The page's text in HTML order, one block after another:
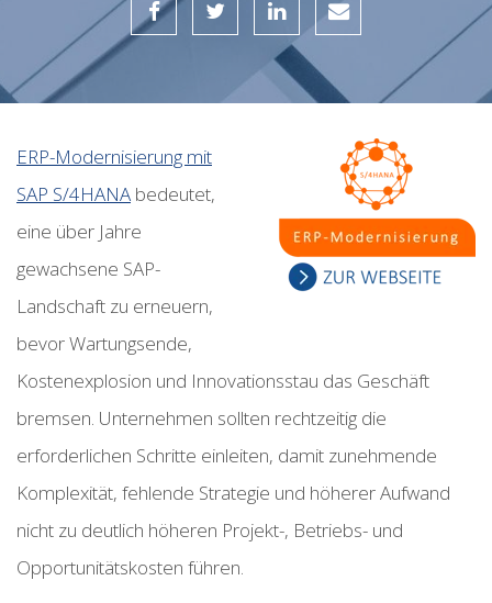
ERP-Modernisierung mit
SAP S/4HANA bedeutet,
eine über Jahre
gewachsene SAP-
Landschaft zu erneuern,
bevor Wartungsende,
Kostenexplosion und Innovationsstau das Geschäft
bremsen. Unternehmen sollten rechtzeitig die
erforderlichen Schritte einleiten, damit zunehmende
Komplexität, fehlende Strategie und höherer Aufwand
nicht zu deutlich höheren Projekt-, Betriebs- und
Opportunitätskosten führen.